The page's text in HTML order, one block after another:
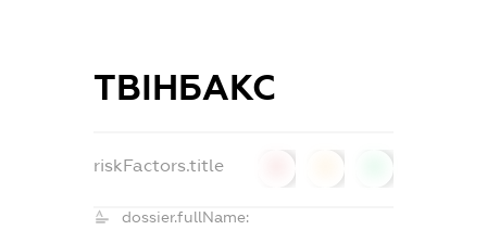
ТВІНБАКС
riskFactors.title
dossier.fullName: